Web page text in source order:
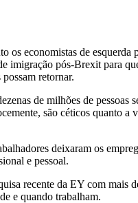
os economistas de esquerda
pós-Brexit para
retornar.
de milhões de pessoas
são céticos quanto a
deixaram os
e pessoal.
recente da EY com mais
e quando trabalham.